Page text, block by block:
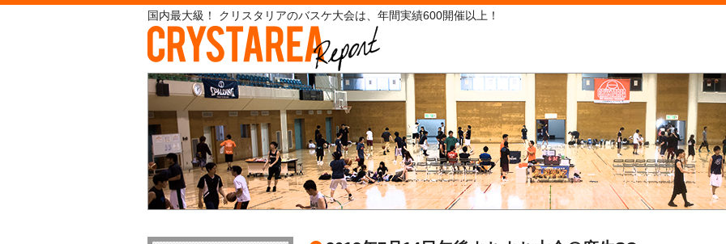
国内最大級！ クリスタリアのバスケ大会は、年間実績600開催以上！